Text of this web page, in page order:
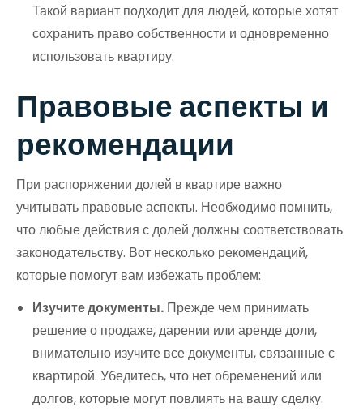
Такой вариант подходит для людей, которые хотят
сохранить право собственности и одновременно
использовать квартиру.
Правовые аспекты и
рекомендации
При распоряжении долей в квартире важно
учитывать правовые аспекты. Необходимо помнить,
что любые действия с долей должны соответствовать
законодательству. Вот несколько рекомендаций,
которые помогут вам избежать проблем:
Изучите документы. Прежде чем принимать
решение о продаже, дарении или аренде доли,
внимательно изучите все документы, связанные с
квартирой. Убедитесь, что нет обременений или
долгов, которые могут повлиять на вашу сделку.